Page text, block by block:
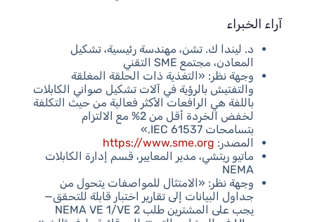
آراء الخبراء
د. ليندا ك. تشن، مهندسة رئيسية، تشكيل
المعادن، مجتمع SME التقني
وجهة نظر: «التغذية ذات الحلقة المغلقة
والتفتيش بالرؤية في آلات تشكيل صواني الكابلات
باللفة هي الرافعات الأكثر فعالية من حيث التكلفة
لخفض الخردة أقل من 2% مع الالتزام
بتسامحات IEC 61537.»
المصدر: https://www.sme.org
ماتيو ريتشي، مدير المعايير، قسم إدارة الكابلات
NEMA
وجهة نظر: «الامتثال للمواصفات يتحول من
جداول البيانات إلى تقارير اختبار قابلة للتحقق—
يجب على المشترين طلب NEMA VE 1/VE 2